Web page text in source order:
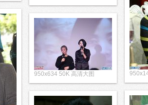
950x634 50K 高清大图